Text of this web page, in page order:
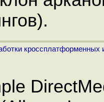
кроссплатформенных